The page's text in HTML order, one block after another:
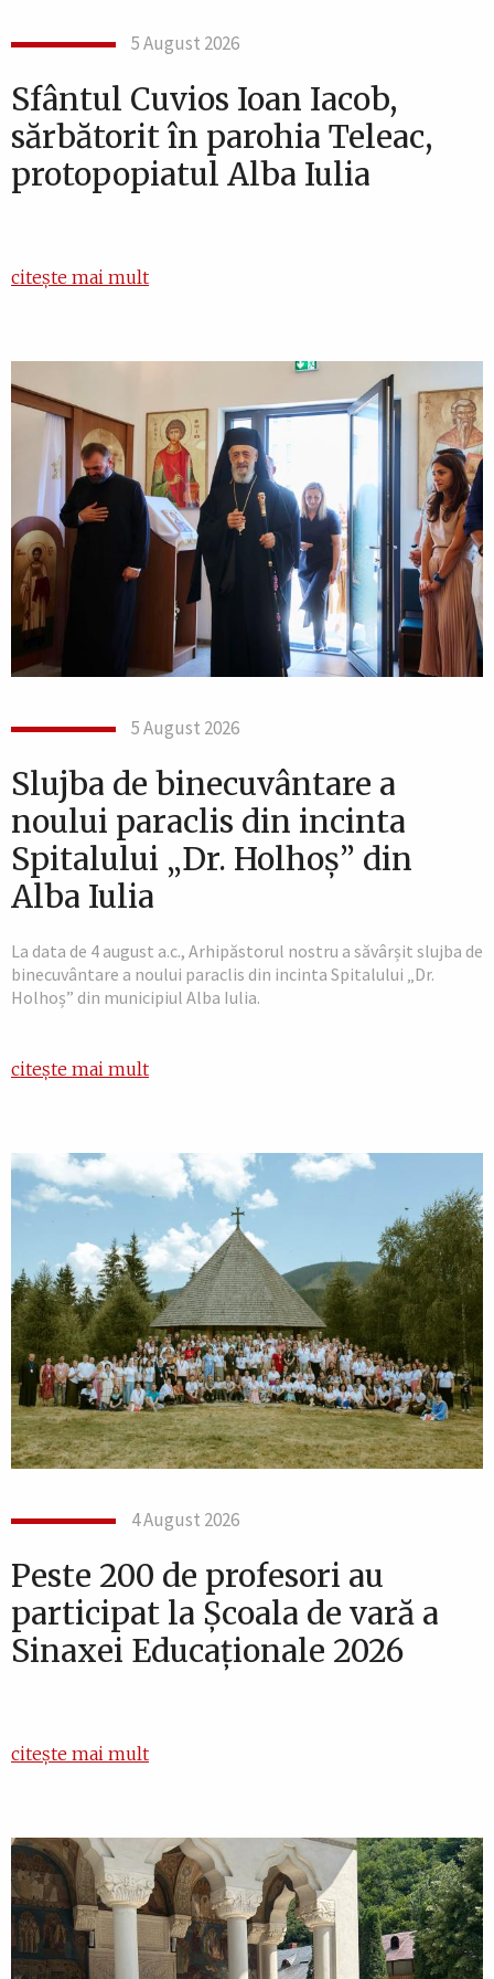
5 August 2026
Sfântul Cuvios Ioan Iacob,
sărbătorit în parohia Teleac,
protopopiatul Alba Iulia
citește mai mult
5 August 2026
Slujba de binecuvântare a
noului paraclis din incinta
Spitalului „Dr. Holhoș” din
Alba Iulia
La data de 4 august a.c., Arhipăstorul nostru a săvârșit slujba de
binecuvântare a noului paraclis din incinta Spitalului „Dr.
Holhoș” din municipiul Alba Iulia.
citește mai mult
4 August 2026
Peste 200 de profesori au
participat la Școala de vară a
Sinaxei Educaționale 2026
citește mai mult